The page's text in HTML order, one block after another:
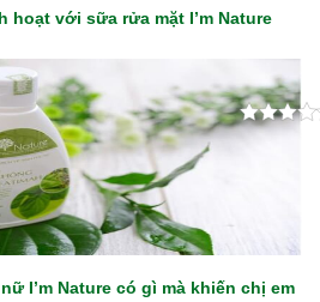
hoạt với sữa rửa mặt I’m Nature
I’m Nature có gì mà khiến chị em